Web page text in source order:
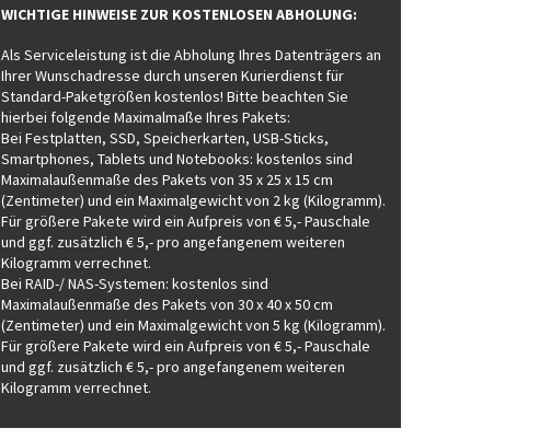
WICHTIGE HINWEISE ZUR KOSTENLOSEN ABHOLUNG:
Als Serviceleistung ist die Abholung Ihres Datenträgers an
Ihrer Wunschadresse durch unseren Kurierdienst für
Standard-Paketgrößen kostenlos! Bitte beachten Sie
hierbei folgende Maximalmaße Ihres Pakets:
Bei Festplatten, SSD, Speicherkarten, USB-Sticks,
Smartphones, Tablets und Notebooks: kostenlos sind
Maximalaußenmaße des Pakets von 35 x 25 x 15 cm
(Zentimeter) und ein Maximalgewicht von 2 kg (Kilogramm).
Für größere Pakete wird ein Aufpreis von € 5,- Pauschale
und ggf. zusätzlich € 5,- pro angefangenem weiteren
Kilogramm verrechnet.
Bei RAID-/ NAS-Systemen: kostenlos sind
Maximalaußenmaße des Pakets von 30 x 40 x 50 cm
(Zentimeter) und ein Maximalgewicht von 5 kg (Kilogramm).
Für größere Pakete wird ein Aufpreis von € 5,- Pauschale
und ggf. zusätzlich € 5,- pro angefangenem weiteren
Kilogramm verrechnet.